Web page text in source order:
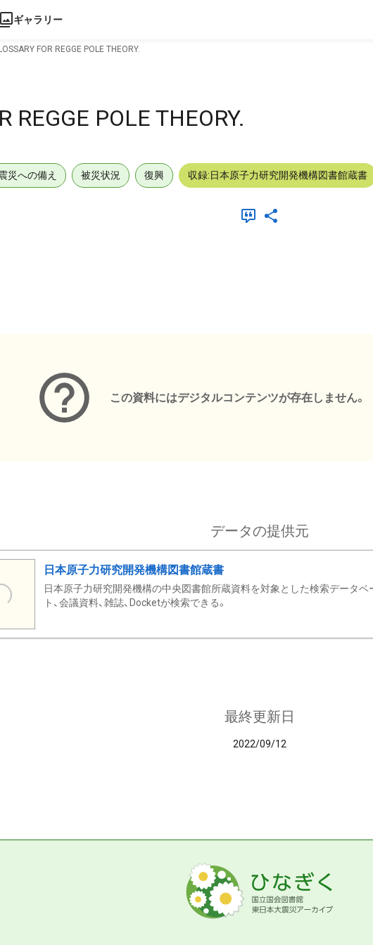
ギャラリー
FOR REGGE POLE THEORY.
REGGE POLE THEORY.
災への備え 被災状況 復興 収録:日本原子力研究開発機構図書館蔵書
この資料にはデジタルコンテンツが存在しません。
データの提供元
日本原子力研究開発機構図書館蔵書
日本原子力研究開発機構の中央図書館所蔵資料を対象とした検索データベ
ト、会議資料、雑誌、Docketが検索できる。
最終更新日
2022/09/12